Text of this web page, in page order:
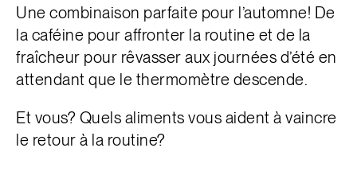
Une combinaison parfaite pour l’automne! De
la caféine pour affronter la routine et de la
fraîcheur pour rêvasser aux journées d’été en
attendant que le thermomètre descende.
Et vous? Quels aliments vous aident à vaincre
le retour à la routine?